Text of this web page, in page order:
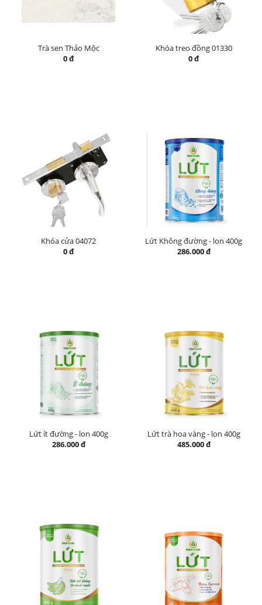
Trà sen Thảo Mộc
0 đ
Khóa treo đồng 01330
0 đ
Khóa cửa 04072
0 đ
Lứt Không đường - lon 400g
286.000 đ
Lứt ít đường - lon 400g
286.000 đ
Lứt trà hoa vàng - lon 400g
485.000 đ